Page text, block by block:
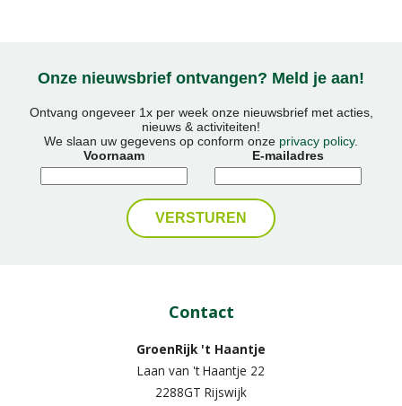
Onze nieuwsbrief ontvangen? Meld je aan!
Ontvang ongeveer 1x per week onze nieuwsbrief met acties,
nieuws & activiteiten!
We slaan uw gegevens op conform onze privacy policy.
Voornaam
E-mailadres
Contact
GroenRijk 't Haantje
Laan van 't Haantje 22
2288GT Rijswijk